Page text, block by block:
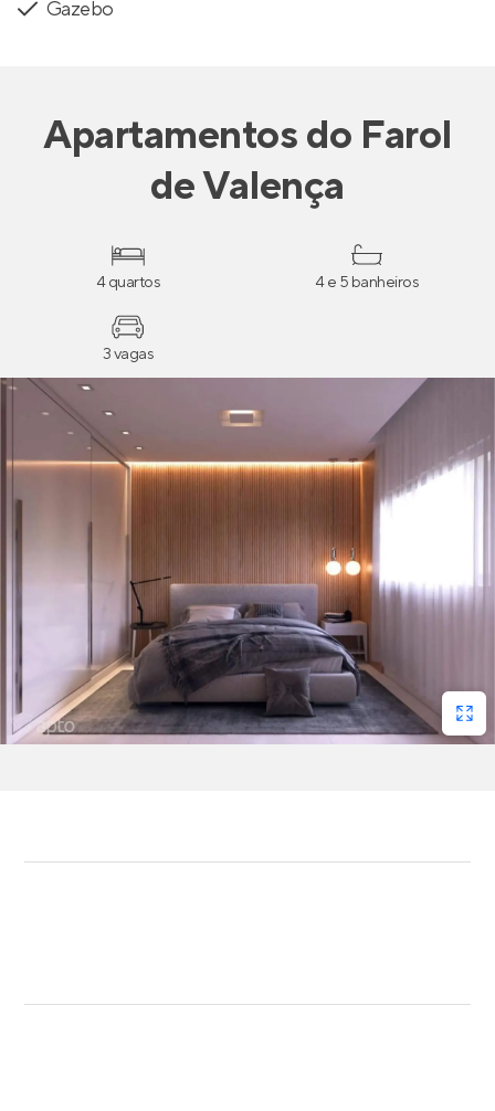
Gazebo
Apartamentosdo Farol
de Valença
4 quartos 4 e 5 banheiros
3 vagas